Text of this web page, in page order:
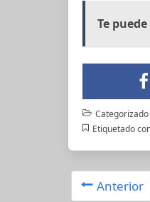
Te
Categorizado
Etiquetado
Anterior